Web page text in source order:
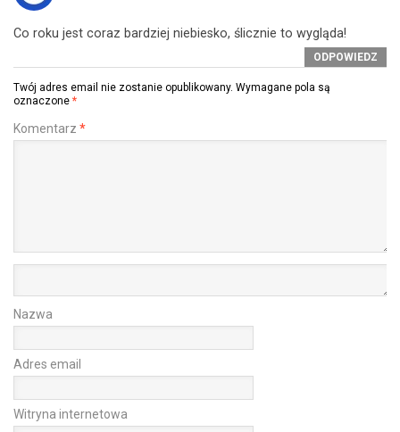
Co roku jest coraz bardziej niebiesko, ślicznie to wygląda!
ODPOWIEDZ
Twój adres email nie zostanie opublikowany. Wymagane pola są
oznaczone *
Komentarz *
Nazwa
Adres email
Witryna internetowa